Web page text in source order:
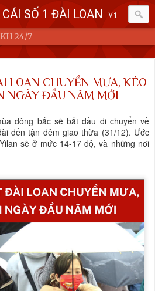
SỐ 1 ĐÀI LOAN Vietvip Pro Sân chơi cá cược nhà cái hàng đầu Đài Loan. Vietvip Pro phát hành hơn 600 game cược khác nhau. Nạp tiền tại 7-Eleven, Family Mart, Okmart, Hilife, ATM. Rút tiền 24h không giới hạn. Uy tín khi bao rút, miễn phí 60kuai phí rút tiền. Hệ thống khuyến mãi cho cả hội viên mới và hội viên cũ, cskh 1:1 24/7.
24/7
LOAN CHUYỂN MƯA, KÉO
NGÀY ĐẦU NĂM MỚI
đông bắc sẽ bắt đầu di chuyển về
đến tận đêm giao thừa (31/12). Ước
sẽ ở mức 14-17 độ, và những nơi